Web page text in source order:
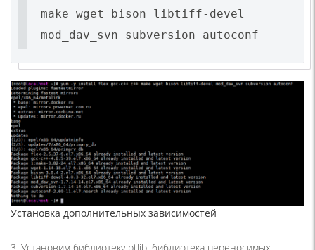
make wget bison libtiff-devel
mod_dav_svn subversion autoconf
Установка дополнительных зависимостей
3. Установим библиотеку ptlib, библиотека переносимых